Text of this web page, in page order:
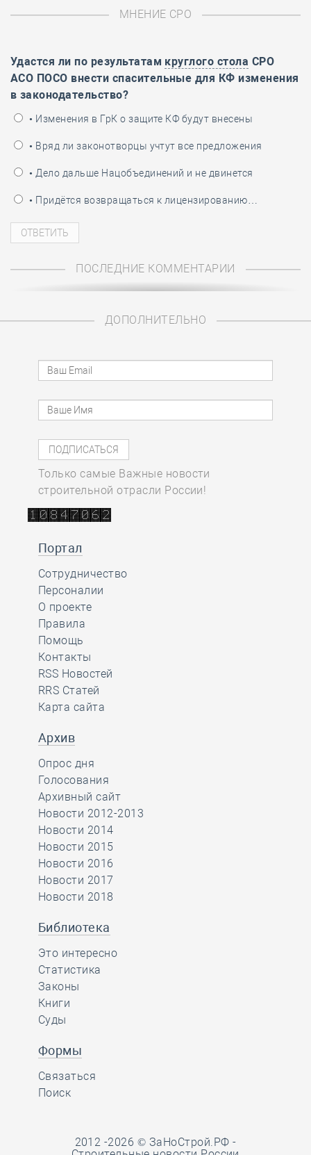
МНЕНИЕ СРО
Удастся ли по результатам круглого стола СРО
АСО ПОСО внести спасительные для КФ изменения
в законодательство?
• Изменения в ГрК о защите КФ будут внесены
• Вряд ли законотворцы учтут все предложения
• Дело дальше Нацобъединений и не двинется
• Придётся возвращаться к лицензированию…
ПОСЛЕДНИЕ КОММЕНТАРИИ
ДОПОЛНИТЕЛЬНО
Только самые Важные новости
строительной отрасли России!
Портал
Сотрудничество
Персоналии
О проекте
Правила
Помощь
Контакты
RSS Новостей
RRS Статей
Карта сайта
Архив
Опрос дня
Голосования
Архивный сайт
Новости 2012-2013
Новости 2014
Новости 2015
Новости 2016
Новости 2017
Новости 2018
Библиотека
Это интересно
Статистика
Законы
Книги
Суды
Формы
Связаться
Поиск
2012 -2026 © ЗаНоСтрой.РФ -